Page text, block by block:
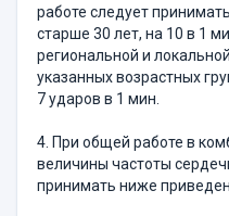
работе следует
старше 30 лет, на 10 в 1
региональной и
указанных возрастных
7 ударов в 1 мин.
4. При общей работе в
величины частоты
принимать ниже